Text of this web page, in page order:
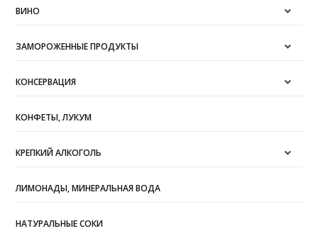
ВИНО
ЗАМОРОЖЕННЫЕ ПРОДУКТЫ
КОНСЕРВАЦИЯ
КОНФЕТЫ, ЛУКУМ
КРЕПКИЙ АЛКОГОЛЬ
ЛИМОНАДЫ, МИНЕРАЛЬНАЯ ВОДА
НАТУРАЛЬНЫЕ СОКИ